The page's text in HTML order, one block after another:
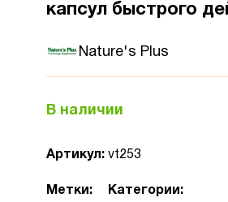
капсул быстрого
Nature's Plus
В наличии
Артикул: vt253
Метки: Категории: